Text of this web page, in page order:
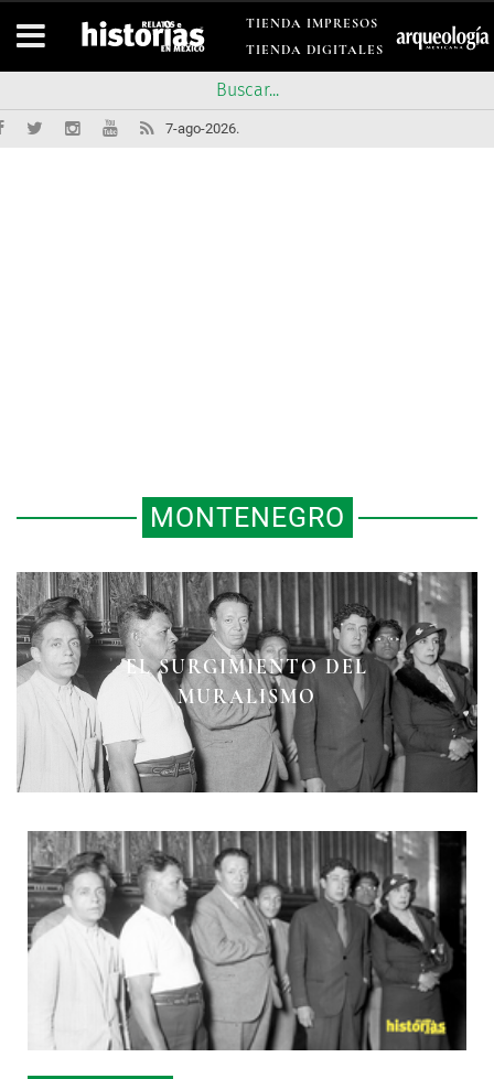
TIENDA IMPRESOS
TIENDA DIGITALES
7-ago-2026.
MONTENEGRO
EL SURGIMIENTO DEL
MURALISMO